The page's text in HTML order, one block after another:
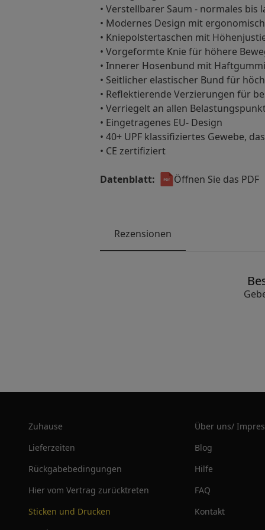
• Verstellbarer Saum - normales bis
• Modernes Design mit
• Kniepolstertaschen mit
• Vorgeformte Knie für höhere
• Innerer Hosenbund mit
• Seitlicher elastischer Bund für
• Reflektierende Verzierungen für
• Verriegelt an allen
• Eingetragenes EU- Design
• 40+ UPF klassifiziertes Gewebe,
• CE zertifiziert
Datenblatt: Öffnen Sie das PDF
Rezensionen
Zuhause
Lieferzeiten
Rückgabebedingungen
Hier vom Vertrag zurücktreten
Sticken und Drucken
Über uns/
Blog
Hilfe
FAQ
Kontakt